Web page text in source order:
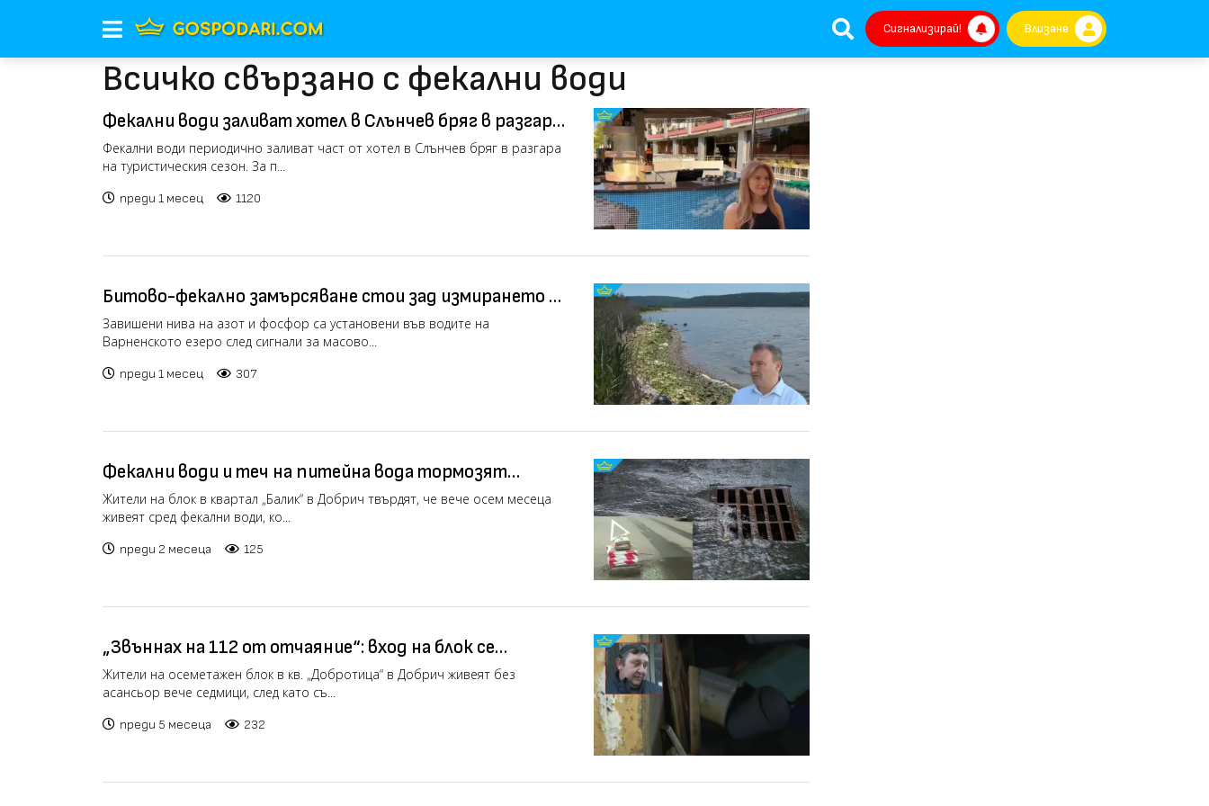
Сигнализирай! Влизане
Всичко свързано с фекални води
Фекални води заливат хотел в Слънчев бряг в разгара
на сезона (видео)
Фекални води периодично заливат част от хотел в Слънчев бряг в разгара
на туристическия сезон. За п...
преди 1 месец 1120
Битово-фекално замърсяване стои зад измирането на
риба във Варненското езеро (видео)
Завишени нива на азот и фосфор са установени във водите на
Варненското езеро след сигнали за масово...
преди 1 месец 307
Фекални води и теч на питейна вода тормозят
жители на Добрич от месеци (видео)
Жители на блок в квартал „Балик“ в Добрич твърдят, че вече осем месеца
живеят сред фекални води, ко...
преди 2 месеца 125
„Звъннах на 112 от отчаяние“: вход на блок се
превърна в бункер заради канализация (видео)
Жители на осеметажен блок в кв. „Добротица“ в Добрич живеят без
асансьор вече седмици, след като съ...
преди 5 месеца 232